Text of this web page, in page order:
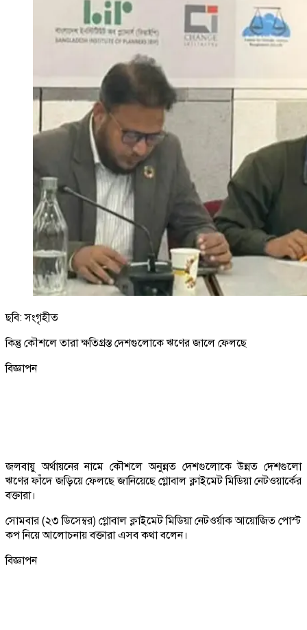
ছবি: সংগৃহীত
কিন্তু কৌশলে তারা ক্ষতিগ্রস্ত দেশগুলোকে ঋণের জালে ফেলছে
বিজ্ঞাপন
জলবায়ু অর্থায়নের নামে কৌশলে অনুন্নত দেশগুলোকে উন্নত দেশগুলো
ঋণের ফাঁদে জড়িয়ে ফেলছে জানিয়েছে গ্লোবাল ক্লাইমেট মিডিয়া নেটওয়ার্কের
বক্তারা।
সোমবার (২৩ ডিসেম্বর) গ্লোবাল ক্লাইমেট মিডিয়া নেটওর্য়াক আয়োজিত পোস্ট
কপ নিয়ে আলোচনায় বক্তারা এসব কথা বলেন।
বিজ্ঞাপন